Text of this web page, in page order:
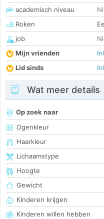
academisch niveau
Roken
job
Mijn vrienden
Lid sinds
Wat meer details
Op zoek naar
Ogenkleur
Haarkleur
Lichaamstype
Hoogte
Gewicht
Kinderen krijgen
Kinderen willen hebben